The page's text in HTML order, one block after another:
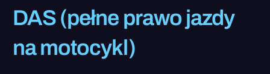
DAS (pełne prawo jazdy
na motocykl)